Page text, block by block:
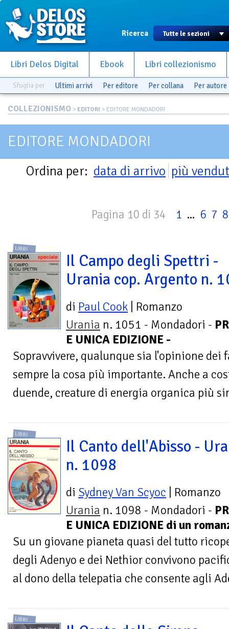
Ricerca
Libri Delos Digital Ebook Libri collezionismo
Sfoglia per Ultimi arrivi Per editore Per collana Per autore
COLLEZIONISMO > EDITORI > EDITORE MONDADORI
EDITORE MONDADORI
Ordina per: data di arrivo più
Pagina 10 di 34 1 ... 6 7 8
LIBRI
Il Campo degli Spettri -
Urania cop. Argento n.
di Paul Cook | Romanzo
Urania n. 1051 - Mondadori -
E UNICA EDIZIONE -
Sopravvivere, qualunque sia l'opinione
sempre la cosa più importante. Anche a
duende, creature di energia organica più
LIBRI
Il Canto dell'Abisso -
n. 1098
di Sydney Van Scyoc | Romanzo
Urania n. 1098 - Mondadori -
E UNICA EDIZIONE di un
Su un giovane pianeta quasi del tutto
degli Adenyo e dei Nethior convivono
al dono della telepatia che consente agli
LIBRI